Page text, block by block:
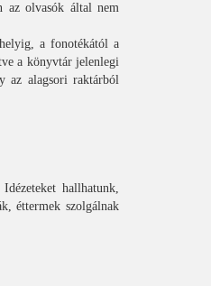
az olvasók által nem
a fonotékától a
a könyvtár jelenlegi
az alagsori raktárból
hallhatunk,
éttermek szolgálnak